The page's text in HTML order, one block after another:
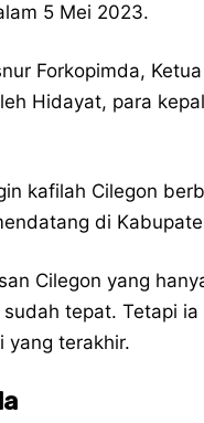
5 Mei 2023.
Forkopimda,
Hidayat, para
kafilah Cilegon
di
Cilegon yang
tepat. Tetapi
yang terakhir.